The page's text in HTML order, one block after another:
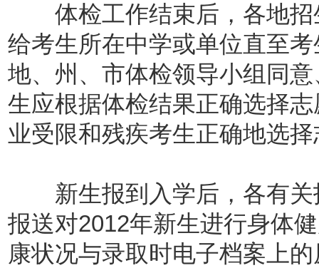
体检工作结束后，各地招
给考生所在中学或单位直至
地、州、市体检领导小组同
生应根据体检结果正确选择
业受限和残疾考生正确地选
新生报到入学后，各有关
报送对2012年新生进行身体
康状况与录取时电子档案上